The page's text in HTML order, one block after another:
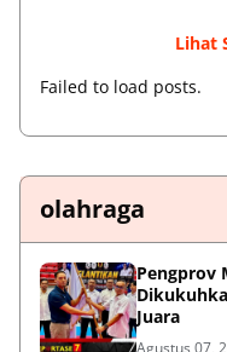
Lihat
Failed to load posts.
olahraga
Pengprov
Juara